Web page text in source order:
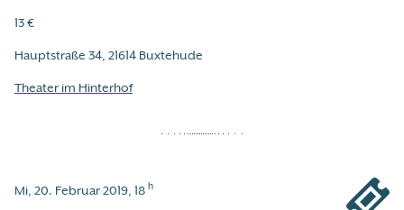
13 €
Hauptstraße 34, 21614 Buxtehude
Theater im Hinterhof
Mi, 20. Februar 2019, 18 h